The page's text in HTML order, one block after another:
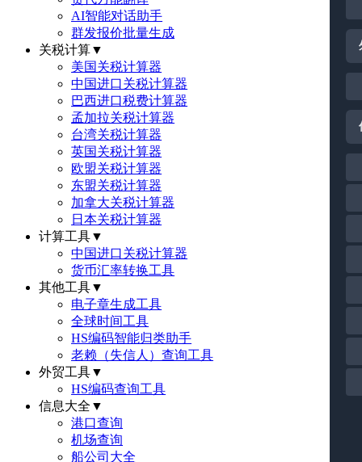
AI智能对话助手
群发报价批量生成
关税计算▼
美国关税计算器
中国进口关税计算器
巴西进口税费计算器
孟加拉关税计算器
台湾关税计算器
英国关税计算器
欧盟关税计算器
东盟关税计算器
加拿大关税计算器
日本关税计算器
计算工具▼
中国进口关税计算器
货币汇率转换工具
其他工具▼
电子章生成工具
全球时间工具
HS编码智能归类助手
老赖（失信人）查询工具
外贸工具▼
HS编码查询工具
信息大全 ▼
港口查询
机场查询
船公司大全